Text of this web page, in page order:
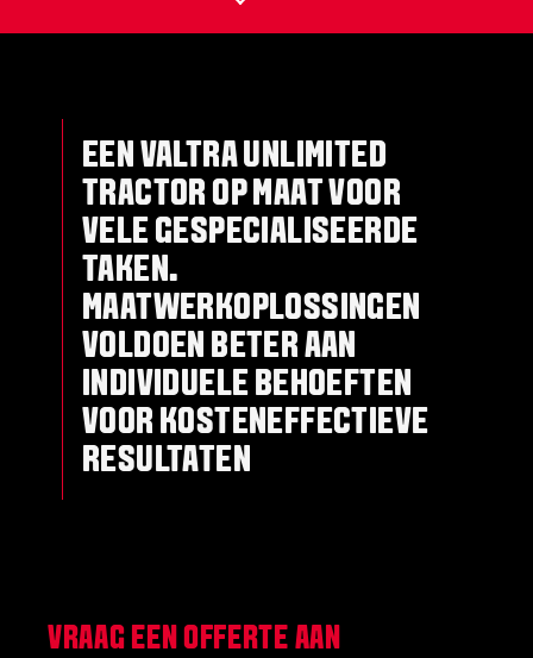
EEN VALTRA UNLIMITED
TRACTOR OP MAAT VOOR
VELE GESPECIALISEERDE
TAKEN.
MAATWERKOPLOSSINGEN
VOLDOEN BETER AAN
INDIVIDUELE BEHOEFTEN
VOOR KOSTENEFFECTIEVE
RESULTATEN
VRAAG EEN OFFERTE AAN